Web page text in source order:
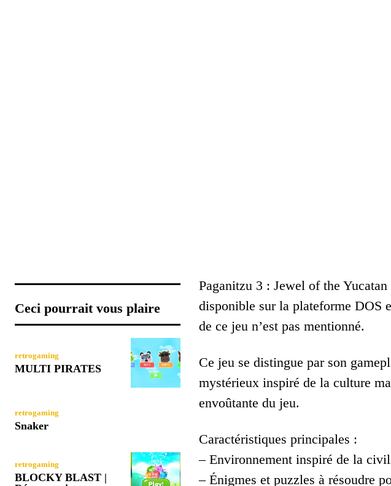
Ceci pourrait vous plaire
retrogaming
MULTI PIRATES
retrogaming
Snaker
retrogaming
BLOCKY BLAST |
Paganitzu 3 : Jewel of the
disponible sur la plateforme DOS
de ce jeu n’est pas mentionné.
Ce jeu se distingue par son
mystérieux inspiré de la culture
envoûtante du jeu.
Caractéristiques principales :
– Environnement inspiré de la
– Énigmes et puzzles à résoudre